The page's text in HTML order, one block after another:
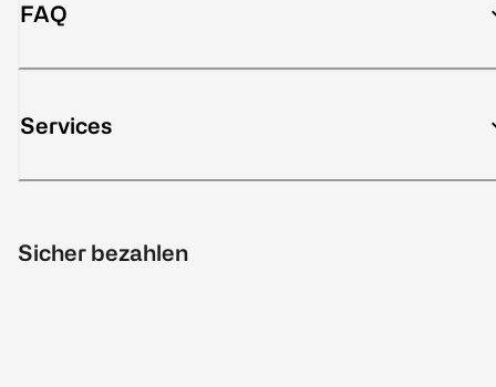
FAQ
Services
Sicher bezahlen